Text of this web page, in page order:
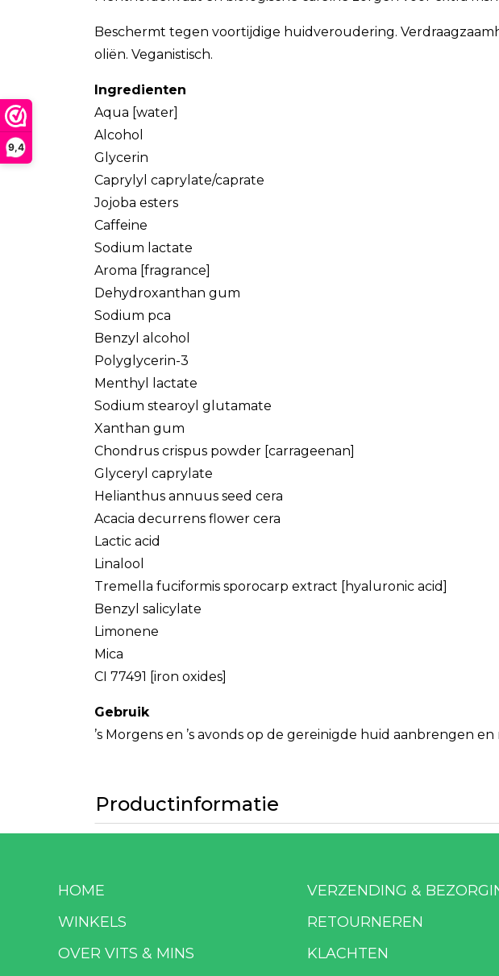
9,4
Beschermt tegen voortijdige huidveroudering.
oliën. Veganistisch.
Ingredienten
Aqua [water]
Alcohol
Glycerin
Caprylyl caprylate/caprate
Jojoba esters
Caffeine
Sodium lactate
Aroma [fragrance]
Dehydroxanthan gum
Sodium pca
Benzyl alcohol
Polyglycerin-3
Menthyl lactate
Sodium stearoyl glutamate
Xanthan gum
Chondrus crispus powder [carrageenan]
Glyceryl caprylate
Helianthus annuus seed cera
Acacia decurrens flower cera
Lactic acid
Linalool
Tremella fuciformis sporocarp extract [hyaluronic acid]
Benzyl salicylate
Limonene
Mica
CI 77491 [iron oxides]
Gebruik
’s Morgens en ’s avonds op de gereinigde huid aanbrengen
Productinformatie
HOME
WINKELS
OVER VITS & MINS
VERZENDING &
RETOURNEREN
KLACHTEN